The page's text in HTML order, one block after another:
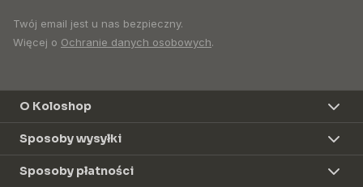
Twój email jest u nas bezpieczny.
Więcej o Ochranie danych osobowych.
O Koloshop
Sposoby wysyłki
Sposoby płatności